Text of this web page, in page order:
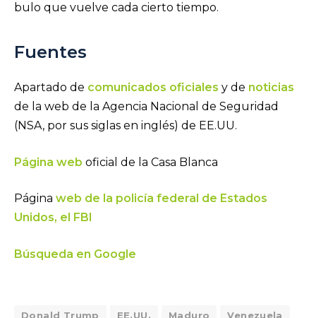
bulo que vuelve cada cierto tiempo.
Fuentes
Apartado de comunicados oficiales y de noticias
de la web de la Agencia Nacional de Seguridad
(NSA, por sus siglas en inglés) de EE.UU.
Página web oficial de la Casa Blanca
Página web de la policía federal de Estados
Unidos, el FBI
Búsqueda en Google
Donald Trump EE.UU. Maduro
Venezuela